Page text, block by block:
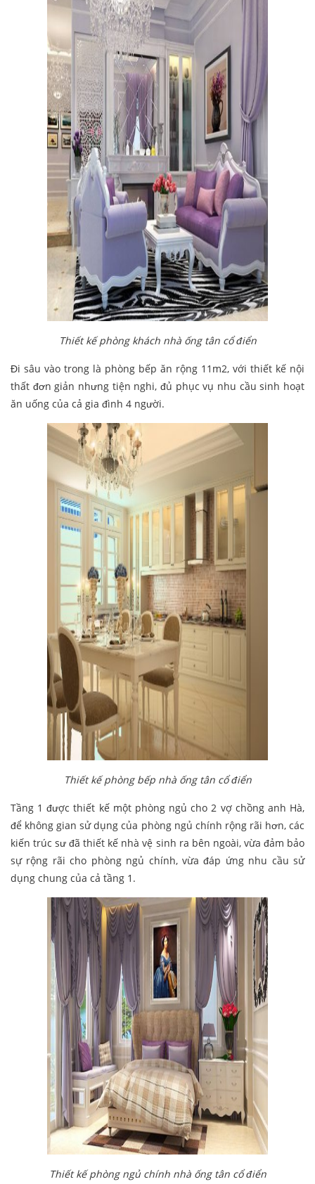
Thiết kế phòng khách nhà ống tân cổ điển
Đi sâu vào trong là phòng bếp ăn rộng 11m2, với thiết kế nội
thất đơn giản nhưng tiện nghi, đủ phục vụ nhu cầu sinh hoạt
ăn uống của cả gia đình 4 người.
Thiết kế phòng bếp nhà ống tân cổ điển
Tầng 1 được thiết kế một phòng ngủ cho 2 vợ chồng anh Hà,
để không gian sử dụng của phòng ngủ chính rộng rãi hơn, các
kiến trúc sư đã thiết kế nhà vệ sinh ra bên ngoài, vừa đảm bảo
sự rộng rãi cho phòng ngủ chính, vừa đáp ứng nhu cầu sử
dụng chung của cả tầng 1.
Thiết kế phòng ngủ chính nhà ống tân cổ điển